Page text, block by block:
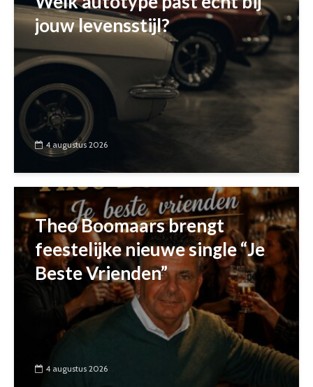
jouw levensstijl?
4 augustus 2026
Theo Boomaars brengt
feestelijke nieuwe single “Je
Beste Vrienden”
4 augustus 2026